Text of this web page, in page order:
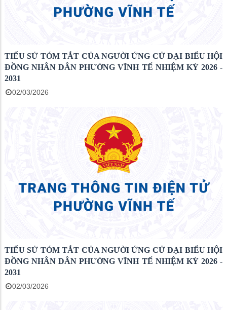
TIỂU SỬ TÓM TẮT CỦA NGƯỜI ỨNG CỬ ĐẠI BIỂU HỘI
ĐỒNG NHÂN DÂN PHƯỜNG VĨNH TẾ NHIỆM KỲ 2026 -
2031
02/03/2026
TIỂU SỬ TÓM TẮT CỦA NGƯỜI ỨNG CỬ ĐẠI BIỂU HỘI
ĐỒNG NHÂN DÂN PHƯỜNG VĨNH TẾ NHIỆM KỲ 2026 -
2031
02/03/2026